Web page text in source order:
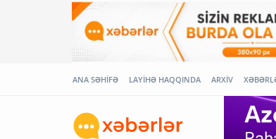
ANA SƏHİFƏ LAYİHƏ HAQQINDA ARXİV